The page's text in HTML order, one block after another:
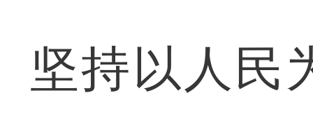
坚持以人民